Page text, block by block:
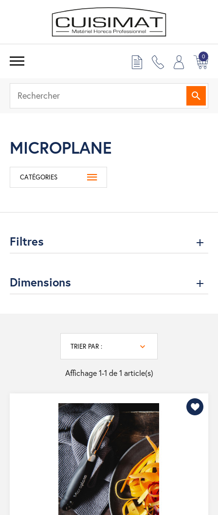
0
MICROPLANE
CATÉGORIES
Filtres
Dimensions
TRIER PAR :
Affichage 1-1 de 1 article(s)